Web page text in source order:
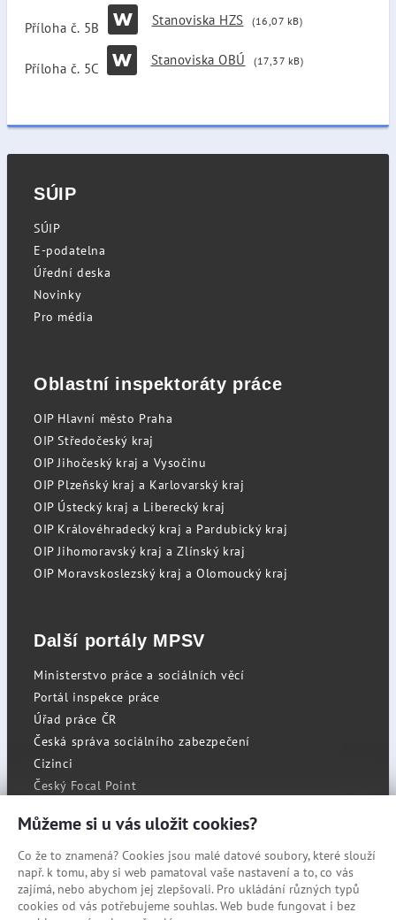
Příloha č. 5B Stanoviska HZS (16,07 kB)
Příloha č. 5C Stanoviska OBÚ (17,37 kB)
SÚIP
SÚIP
E-podatelna
Úřední deska
Novinky
Pro média
Oblastní inspektoráty práce
OIP Hlavní město Praha
OIP Středočeský kraj
OIP Jihočeský kraj a Vysočinu
OIP Plzeňský kraj a Karlovarský kraj
OIP Ústecký kraj a Liberecký kraj
OIP Královéhradecký kraj a Pardubický kraj
OIP Jihomoravský kraj a Zlínský kraj
OIP Moravskoslezský kraj a Olomoucký kraj
Další portály MPSV
Ministerstvo práce a sociálních věcí
Portál inspekce práce
Úřad práce ČR
Česká správa sociálního zabezpečení
Cizinci
Český Focal Point
RSS
Cookies
Prohlášení o přístupnosti
Můžeme si u vás uložit cookies?
Co že to znamená? Cookies jsou malé datové soubory, které slouží
např. k tomu, aby si web pamatoval vaše nastavení a to, co vás
zajímá, nebo abychom jej zlepšovali. Pro ukládání různých typů
cookies od vás potřebujeme souhlas. Web bude fungovat i bez